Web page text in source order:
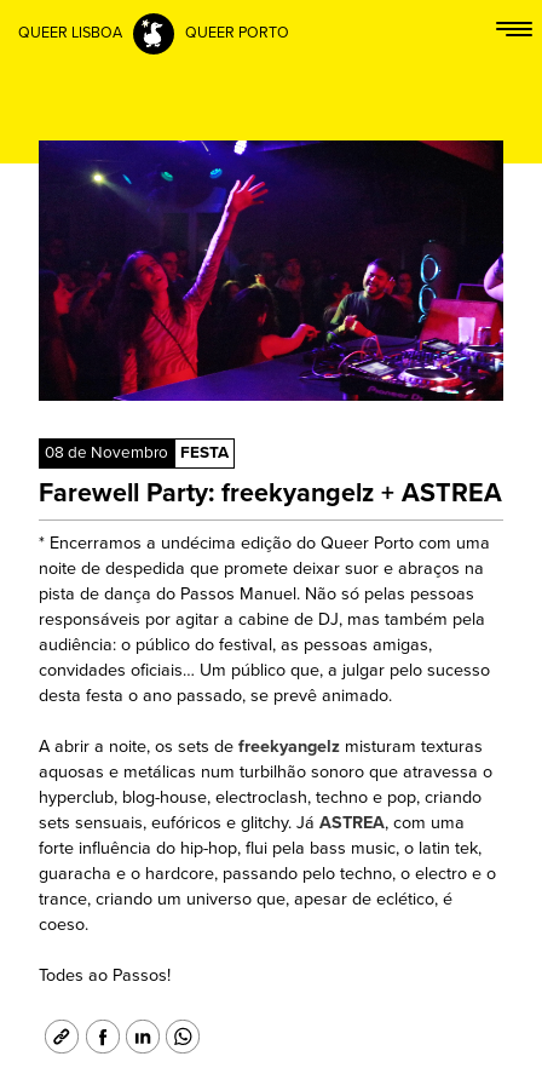
QUEER LISBOA QUEER PORTO
08 de Novembro FESTA
Farewell Party: freekyangelz + ASTREA
* Encerramos a undécima edição do Queer Porto com uma
noite de despedida que promete deixar suor e abraços na
pista de dança do Passos Manuel. Não só pelas pessoas
responsáveis por agitar a cabine de DJ, mas também pela
audiência: o público do festival, as pessoas amigas,
convidades oficiais… Um público que, a julgar pelo sucesso
desta festa o ano passado, se prevê animado.
A abrir a noite, os sets de freekyangelz misturam texturas
aquosas e metálicas num turbilhão sonoro que atravessa o
hyperclub, blog-house, electroclash, techno e pop, criando
sets sensuais, eufóricos e glitchy. Já ASTREA, com uma
forte influência do hip-hop, flui pela bass music, o latin tek,
guaracha e o hardcore, passando pelo techno, o electro e o
trance, criando um universo que, apesar de eclético, é
coeso.
Todes ao Passos!